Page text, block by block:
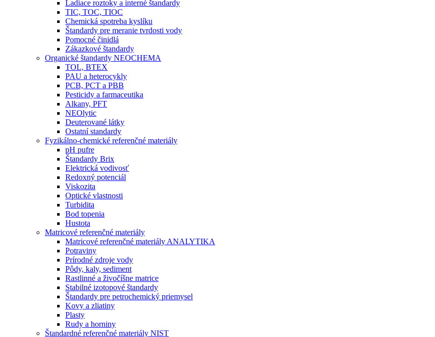
Ladiace roztoky a interné štandardy
TIC, TOC, TIOC
Chemická spotreba kyslíku
Štandardy pre meranie tvrdosti vody
Pomocné činidlá
Zákazkové štandardy
Organické štandardy NEOCHEMA
TOL, BTEX
PAU a heterocykly
PCB, PCT a PBB
Pesticidy a farmaceutika
Alkany, PFT
NEOlytic
Deuterované látky
Ostatní standardy
Fyzikálno-chemické referenčné materiály
pH pufre
Štandardy Brix
Elektrická vodivosť
Redoxný potenciál
Viskozita
Optické vlastnosti
Turbidita
Bod topenia
Hustota
Matricové referenčné materiály
Matricové referenčné materiály ANALYTIKA
Potraviny
Prírodné zdroje vody
Pôdy, kaly, sediment
Rastlinné a živočíšne matrice
Stabilné izotopové štandardy
Štandardy pre petrochemický priemysel
Kovy a zliatiny
Plasty
Rudy a horniny
Štandardné referenčné materiály NIST